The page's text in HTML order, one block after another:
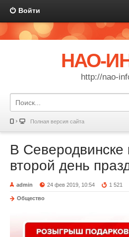
Войти
НАО-
http://nao-
Полная версия сайта
В Северодвинске
второй день
admin 24 фев 2019, 10:54 1 521
Общество